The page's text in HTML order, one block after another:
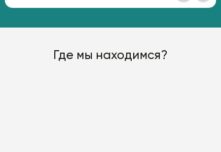
Где мы находимся?